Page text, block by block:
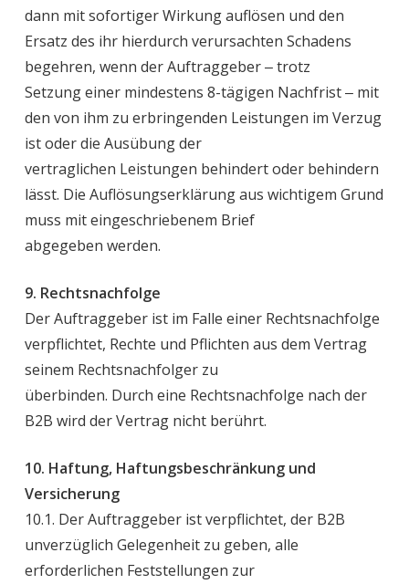
dann mit sofortiger Wirkung auflösen und den
Ersatz des ihr hierdurch verursachten Schadens
begehren, wenn der Auftraggeber ‒ trotz
Setzung einer mindestens 8-tägigen Nachfrist ‒ mit
den von ihm zu erbringenden Leistungen im Verzug
ist oder die Ausübung der
vertraglichen Leistungen behindert oder behindern
lässt. Die Auflösungserklärung aus wichtigem Grund
muss mit eingeschriebenem Brief
abgegeben werden.
9. Rechtsnachfolge
Der Auftraggeber ist im Falle einer Rechtsnachfolge
verpflichtet, Rechte und Pflichten aus dem Vertrag
seinem Rechtsnachfolger zu
überbinden. Durch eine Rechtsnachfolge nach der
B2B wird der Vertrag nicht berührt.
10. Haftung, Haftungsbeschränkung und
Versicherung
10.1. Der Auftraggeber ist verpflichtet, der B2B
unverzüglich Gelegenheit zu geben, alle
erforderlichen Feststellungen zur